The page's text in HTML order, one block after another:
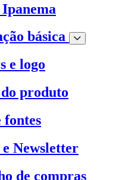
básica
e logo
produto
fontes
Newsletter
de compras